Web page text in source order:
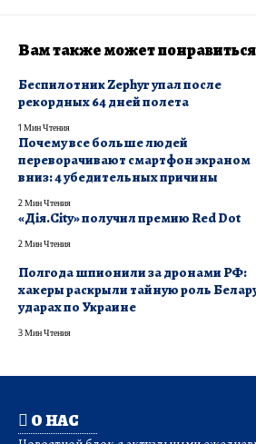
Вам также может понравиться
Беспилотник Zephyr упал после
рекордных 64 дней полета
1 Мин Чтения
Почему все больше людей
переворачивают смартфон экраном
вниз: 4 убедительных причины
2 Мин Чтения
«Дія.City» получил премию Red Dot
2 Мин Чтения
Полгода шпионили за дронами РФ:
хакеры раскрыли тайную роль
ударах по Украине
3 Мин Чтения
О НАС